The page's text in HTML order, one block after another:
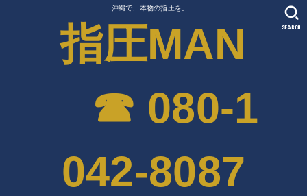
沖縄で、本物の指圧を。
指圧MAN
☎︎ 080-1
042-8087
SEARCH